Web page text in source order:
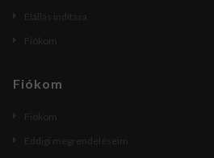
Elállás indítása
Fiókom
Fiókom
Fiókom
Eddigi megrendeléseim